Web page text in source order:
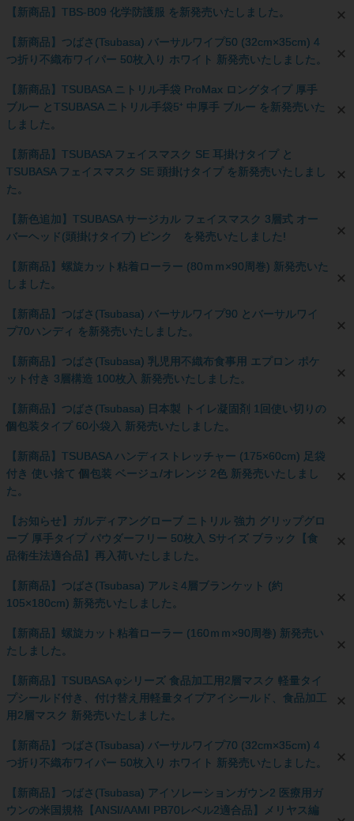
【新商品】TBS-B09 化学防護服 を新発売いたしました。
【新商品】つばさ(Tsubasa) バーサルワイプ50 (32cm×35cm) 4
つ折り不織布ワイパー 50枚入り ホワイト 新発売いたしました。
【新商品】TSUBASA ニトリル手袋 ProMax ロングタイプ 厚手
ブルー とTSUBASA ニトリル手袋5⁺ 中厚手 ブルー を新発売いた
しました。
【新商品】TSUBASA フェイスマスク SE 耳掛けタイプ と
TSUBASA フェイスマスク SE 頭掛けタイプ を新発売いたしまし
た。
【新色追加】TSUBASA サージカル フェイスマスク 3層式 オー
バーヘッド(頭掛けタイプ) ピンク を発売いたしました!
【新商品】螺旋カット粘着ローラー (80ｍｍ×90周巻) 新発売いた
しました。
【新商品】つばさ(Tsubasa) バーサルワイプ90 とバーサルワイ
プ70ハンディ を新発売いたしました。
【新商品】つばさ(Tsubasa) 乳児用不織布食事用 エプロン ポケ
ット付き 3層構造 100枚入 新発売いたしました。
【新商品】つばさ(Tsubasa) 日本製 トイレ凝固剤 1回使い切りの
個包装タイプ 60小袋入 新発売いたしました。
【新商品】TSUBASA ハンディストレッチャー (175×60cm) 足袋
付き 使い捨て 個包装 ベージュ/オレンジ 2色 新発売いたしまし
た。
【お知らせ】ガルディアングローブ ニトリル 強力 グリップグロ
ーブ 厚手タイプ パウダーフリー 50枚入 Sサイズ ブラック【食
品衛生法適合品】再入荷いたしました。
【新商品】つばさ(Tsubasa) アルミ4層ブランケット (約
105×180cm) 新発売いたしました。
【新商品】螺旋カット粘着ローラー (160ｍｍ×90周巻) 新発売い
たしました。
【新商品】TSUBASA φシリーズ 食品加工用2層マスク 軽量タイ
プシールド付き、付け替え用軽量タイプアイシールド、食品加工
用2層マスク 新発売いたしました。
【新商品】つばさ(Tsubasa) バーサルワイプ70 (32cm×35cm) 4
つ折り不織布ワイパー 50枚入り ホワイト 新発売いたしました。
【新商品】つばさ(Tsubasa) アイソレーションガウン2 医療用ガ
ウンの米国規格【ANSI/AAMI PB70レベル2適合品】メリヤス編